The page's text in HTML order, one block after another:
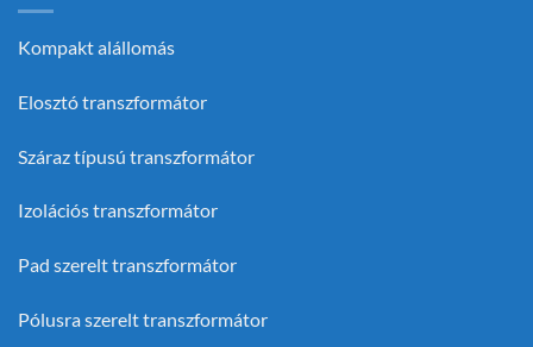
Kompakt alállomás
Elosztó transzformátor
Száraz típusú transzformátor
Izolációs transzformátor
Pad szerelt transzformátor
Pólusra szerelt transzformátor